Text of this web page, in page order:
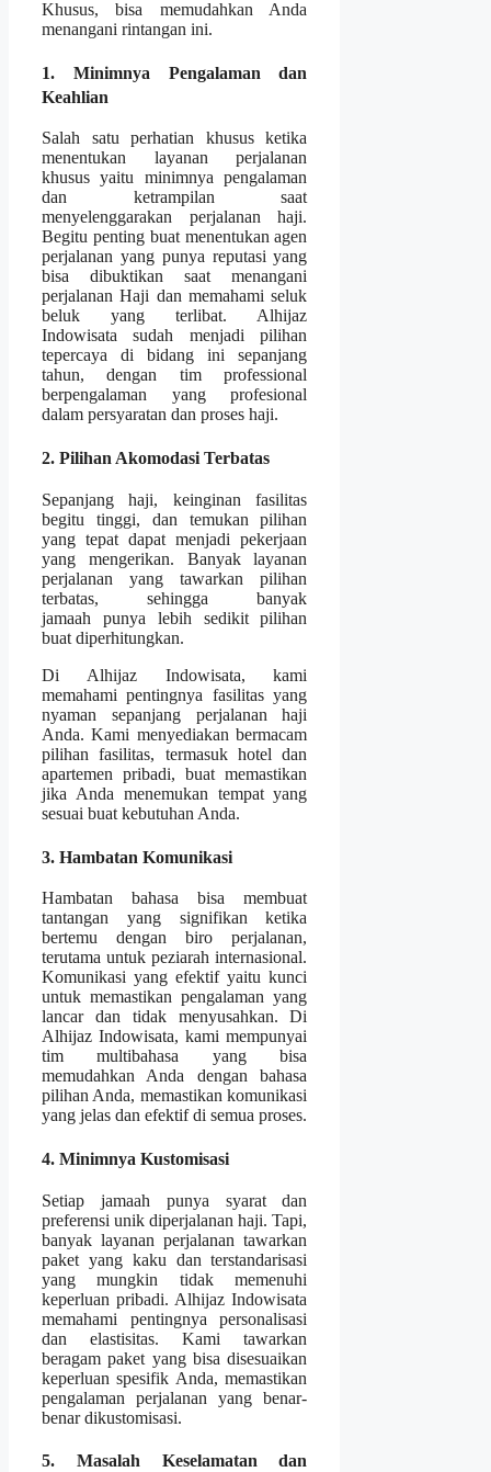
Khusus, bisa memudahkan Anda
menangani rintangan ini.
1. Minimnya Pengalaman dan
Keahlian
Salah satu perhatian khusus ketika
menentukan layanan perjalanan
khusus yaitu minimnya pengalaman
dan ketrampilan saat
menyelenggarakan perjalanan haji.
Begitu penting buat menentukan agen
perjalanan yang punya reputasi yang
bisa dibuktikan saat menangani
perjalanan Haji dan memahami seluk
beluk yang terlibat. Alhijaz
Indowisata sudah menjadi pilihan
tepercaya di bidang ini sepanjang
tahun, dengan tim professional
berpengalaman yang profesional
dalam persyaratan dan proses haji.
2. Pilihan Akomodasi Terbatas
Sepanjang haji, keinginan fasilitas
begitu tinggi, dan temukan pilihan
yang tepat dapat menjadi pekerjaan
yang mengerikan. Banyak layanan
perjalanan yang tawarkan pilihan
terbatas, sehingga banyak
jamaah punya lebih sedikit pilihan
buat diperhitungkan.
Di Alhijaz Indowisata, kami
memahami pentingnya fasilitas yang
nyaman sepanjang perjalanan haji
Anda. Kami menyediakan bermacam
pilihan fasilitas, termasuk hotel dan
apartemen pribadi, buat memastikan
jika Anda menemukan tempat yang
sesuai buat kebutuhan Anda.
3. Hambatan Komunikasi
Hambatan bahasa bisa membuat
tantangan yang signifikan ketika
bertemu dengan biro perjalanan,
terutama untuk peziarah internasional.
Komunikasi yang efektif yaitu kunci
untuk memastikan pengalaman yang
lancar dan tidak menyusahkan. Di
Alhijaz Indowisata, kami mempunyai
tim multibahasa yang bisa
memudahkan Anda dengan bahasa
pilihan Anda, memastikan komunikasi
yang jelas dan efektif di semua proses.
4. Minimnya Kustomisasi
Setiap jamaah punya syarat dan
preferensi unik diperjalanan haji. Tapi,
banyak layanan perjalanan tawarkan
paket yang kaku dan terstandarisasi
yang mungkin tidak memenuhi
keperluan pribadi. Alhijaz Indowisata
memahami pentingnya personalisasi
dan elastisitas. Kami tawarkan
beragam paket yang bisa disesuaikan
keperluan spesifik Anda, memastikan
pengalaman perjalanan yang benar-
benar dikustomisasi.
5. Masalah Keselamatan dan